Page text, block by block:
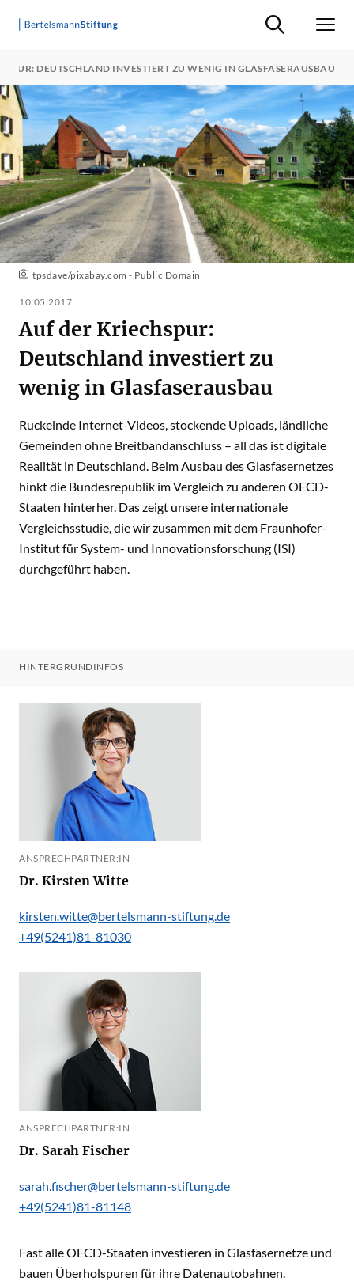
Suche ein-/
DEUTSCHLAND INVESTIERT ZU WENIG IN GLASFASERAUSBAU
tpsdave/pixabay.com - Public Domain
10.05.2017
Auf der Kriechspur:
Deutschland investiert zu
wenig in Glasfaserausbau
Ruckelnde Internet-Videos, stockende Uploads, ländliche
Gemeinden ohne Breitbandanschluss – all das ist digitale
Realität in Deutschland. Beim Ausbau des Glasfasernetzes
hinkt die Bundesrepublik im Vergleich zu anderen OECD-
Staaten hinterher. Das zeigt unsere internationale
Vergleichsstudie, die wir zusammen mit dem Fraunhofer-
Institut für System- und Innovationsforschung (ISI)
durchgeführt haben.
HINTERGRUNDINFOS
ANSPRECHPARTNER:IN
Dr. Kirsten Witte
kirsten.witte@bertelsmann-stiftung.de
+49(5241)81-81030
ANSPRECHPARTNER:IN
Dr. Sarah Fischer
sarah.fischer@bertelsmann-stiftung.de
+49(5241)81-81148
Fast alle OECD-Staaten investieren in Glasfasernetze und
bauen Überholspuren für ihre Datenautobahnen.